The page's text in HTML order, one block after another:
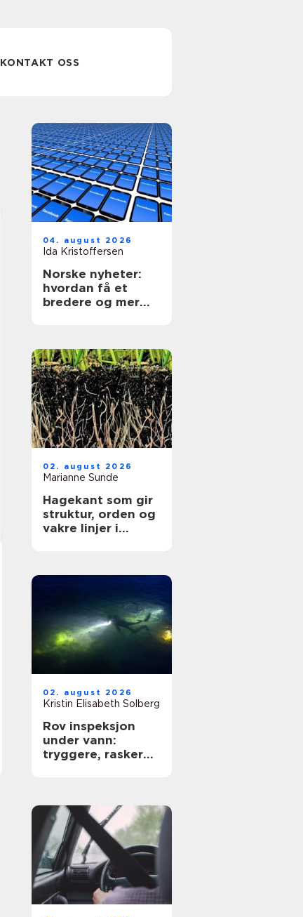
KONTAKT OSS
04. august 2026
Ida Kristoffersen
Norske nyheter:
hvordan få et
bredere og mer
02. august 2026
Marianne Sunde
Hagekant som gir
struktur, orden og
vakre linjer i
02. august 2026
Kristin Elisabeth Solberg
Rov inspeksjon
under vann:
tryggere, raskere